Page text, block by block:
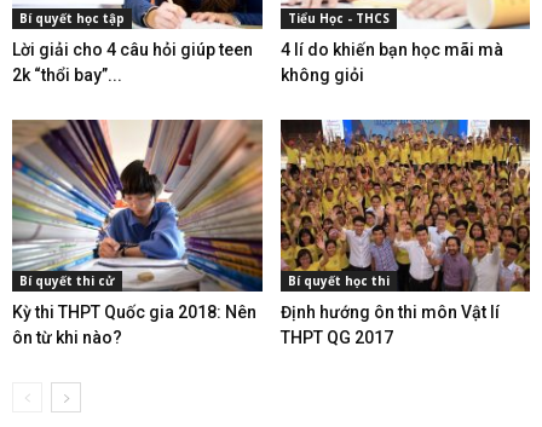
Bí quyết học tập
Lời giải cho 4 câu hỏi giúp teen
2k “thổi bay”...
Tiểu Học - THCS
4 lí do khiến bạn học mãi mà
không giỏi
Bí quyết thi cử
Kỳ thi THPT Quốc gia 2018: Nên
ôn từ khi nào?
Bí quyết học thi
Định hướng ôn thi môn Vật lí
THPT QG 2017